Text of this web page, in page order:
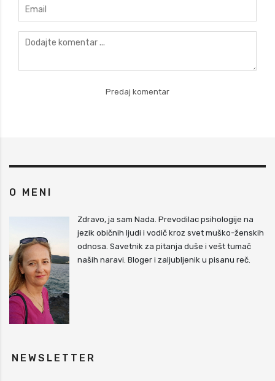
O MENI
Zdravo, ja sam Nada. Prevodilac psihologije na
jezik običnih ljudi i vodič kroz svet muško-ženskih
odnosa. Savetnik za pitanja duše i vešt tumač
naših naravi. Bloger i zaljubljenik u pisanu reč.
NEWSLETTER